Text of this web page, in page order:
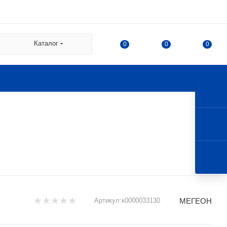
Каталог 0 0 0
Артикул:к0000033130 МЕГЕОН